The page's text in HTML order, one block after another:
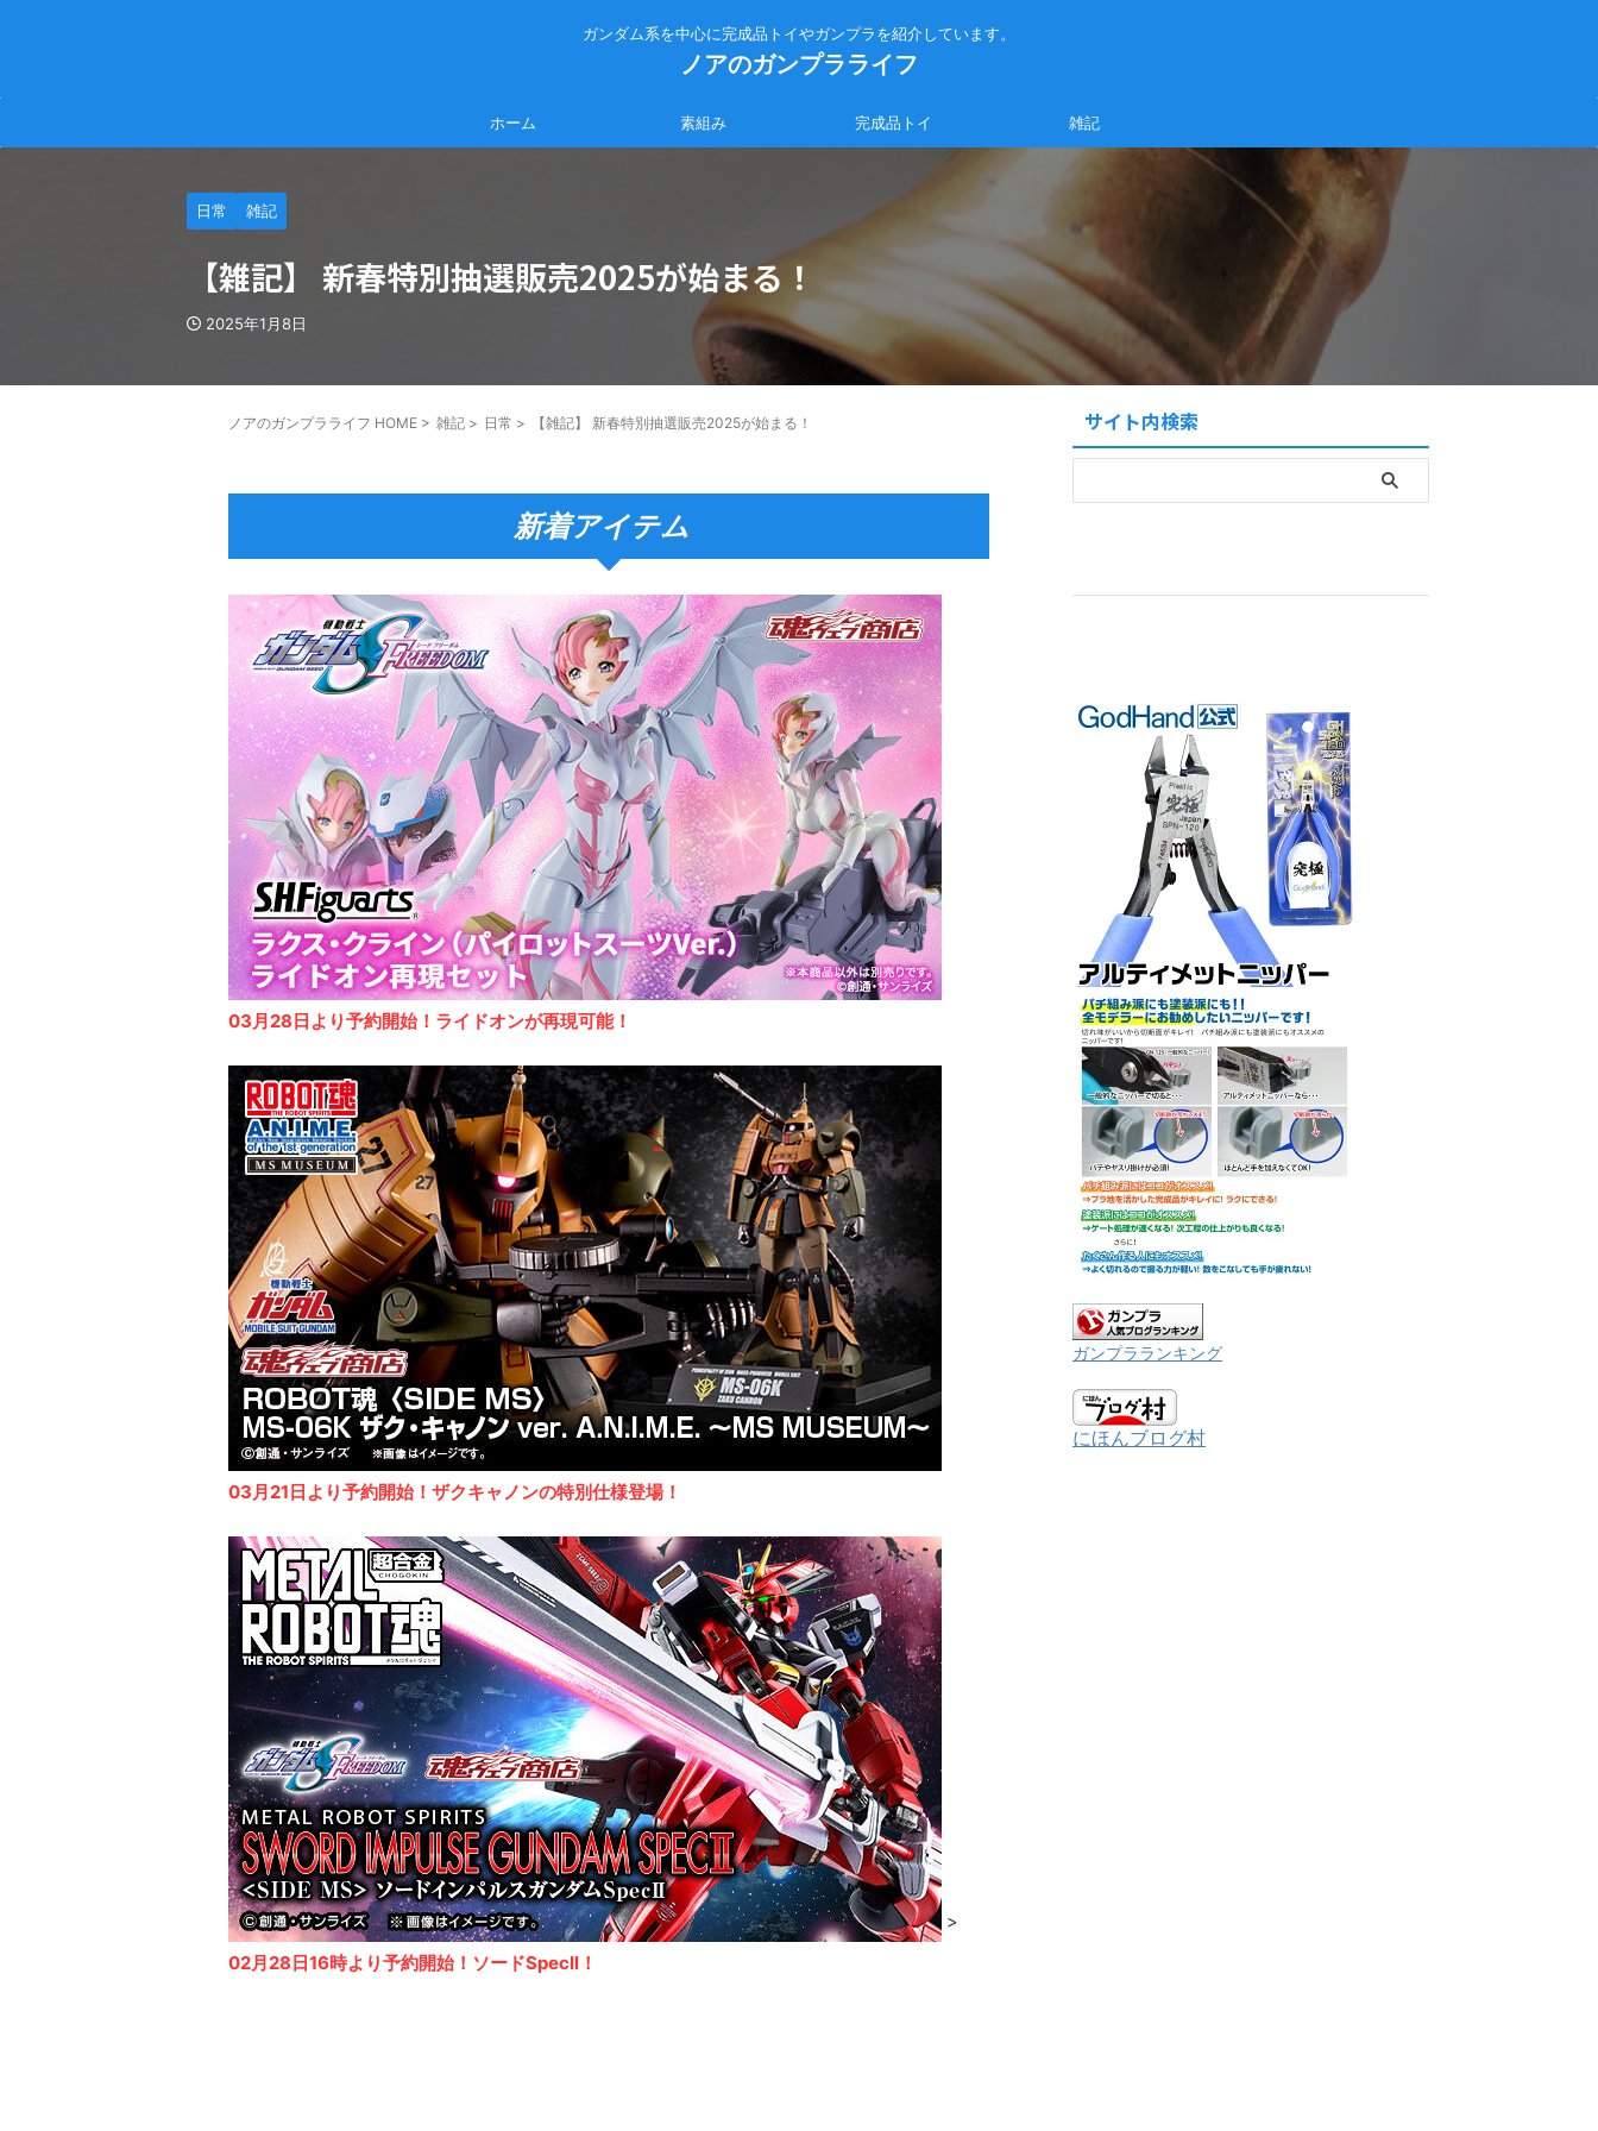
ガンダム系を中心に完成品トイやガンプラを紹介しています。
ノアのガンプラライフ
ホーム 素組み 完成品トイ 雑記
日常 雑記
【雑記】 新春特別抽選販売2025が始まる！
2025年1月8日
ノアのガンプラライフ HOME > 雑記 > 日常 > 【雑記】 新春特別抽選販売2025が始まる！
新着アイテム
03月28日より予約開始！ライドオンが再現可能！
03月21日より予約開始！ザクキャノンの特別仕様登場！
>
02月28日16時より予約開始！ソードSpecII！
サイト内検索
ガンプラランキング
にほんブログ村